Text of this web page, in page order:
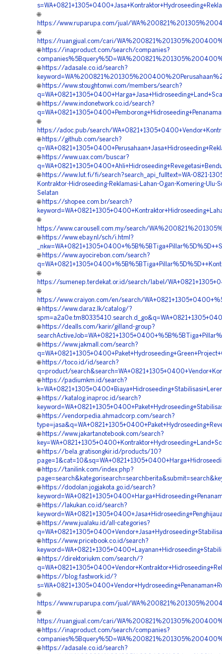
🌐
https://www.ruparupa.com/jual/
🌐
https://ruangjual.com/cari/
🌐 https://inaproduct.com/search/companies?
🌐 https://adasale.co.id/search?
🌐 https://www.stoughtonwi.com/members/search?
🌐 https://www.indonetwork.co.id/search?
🌐
https://adoc.pub/search/
🌐 https://github.com/search?
🌐 https://www.uax.com/buscar?
🌐 https://www.lut.fi/fi/search?search_api_fulltext=WA-0821-
Kontraktor-Hidroseeding-Reklamasi-Lahan-Ogan-Komering-Ulu-
Selatan
🌐 https://shopee.com.br/search?
🌐
https://www.carousell.com.my/search/
🌐 https://www.ebay.nl/sch/i.html?
🌐 https://www.ayocirebon.com/search?
🌐
https://sumenep.terdekat.or.id/search/label/
🌐
https://www.craiyon.com/en/search/
🌐 https://www.daraz.lk/catalog/?
🌐 https://dealls.com/karir/gilland-group?
🌐 https://www.jakmall.com/search?
🌐 https://toco.id/id/search?
q=product/
🌐 https://padiumkm.id/search?
🌐 https://katalog.inaproc.id/search?
🌐 https://vendorpedia.ahmadcorp.com/search?
🌐 https://www.jakartanotebook.com/search?
🌐 https://bela.gratisongkir.id/products/10?
🌐 https://tanilink.com/index.php?
🌐 https://dodolan.jogjakota.go.id/search?
🌐 https://lakukan.co.id/search?
🌐 https://www.jualaku.id/all-categories?
🌐 https://www.pricebook.co.id/search?
🌐 https://direktoriukm.com/search/?
🌐 https://blog.fastwork.id/?
🌐
https://www.ruparupa.com/jual/
🌐
https://ruangjual.com/cari/
🌐 https://inaproduct.com/search/companies?
🌐 https://adasale.co.id/search?